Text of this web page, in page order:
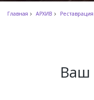
Главная АРХИВ Реставрация
Ваш